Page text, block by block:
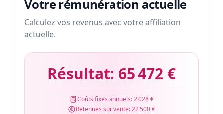
Votre rémunération actuelle
Calculez vos revenus avec votre affiliation
actuelle.
Résultat: 65 472 €
Coûts fixes annuels:2 028 €
Retenues sur vente:22 500 €